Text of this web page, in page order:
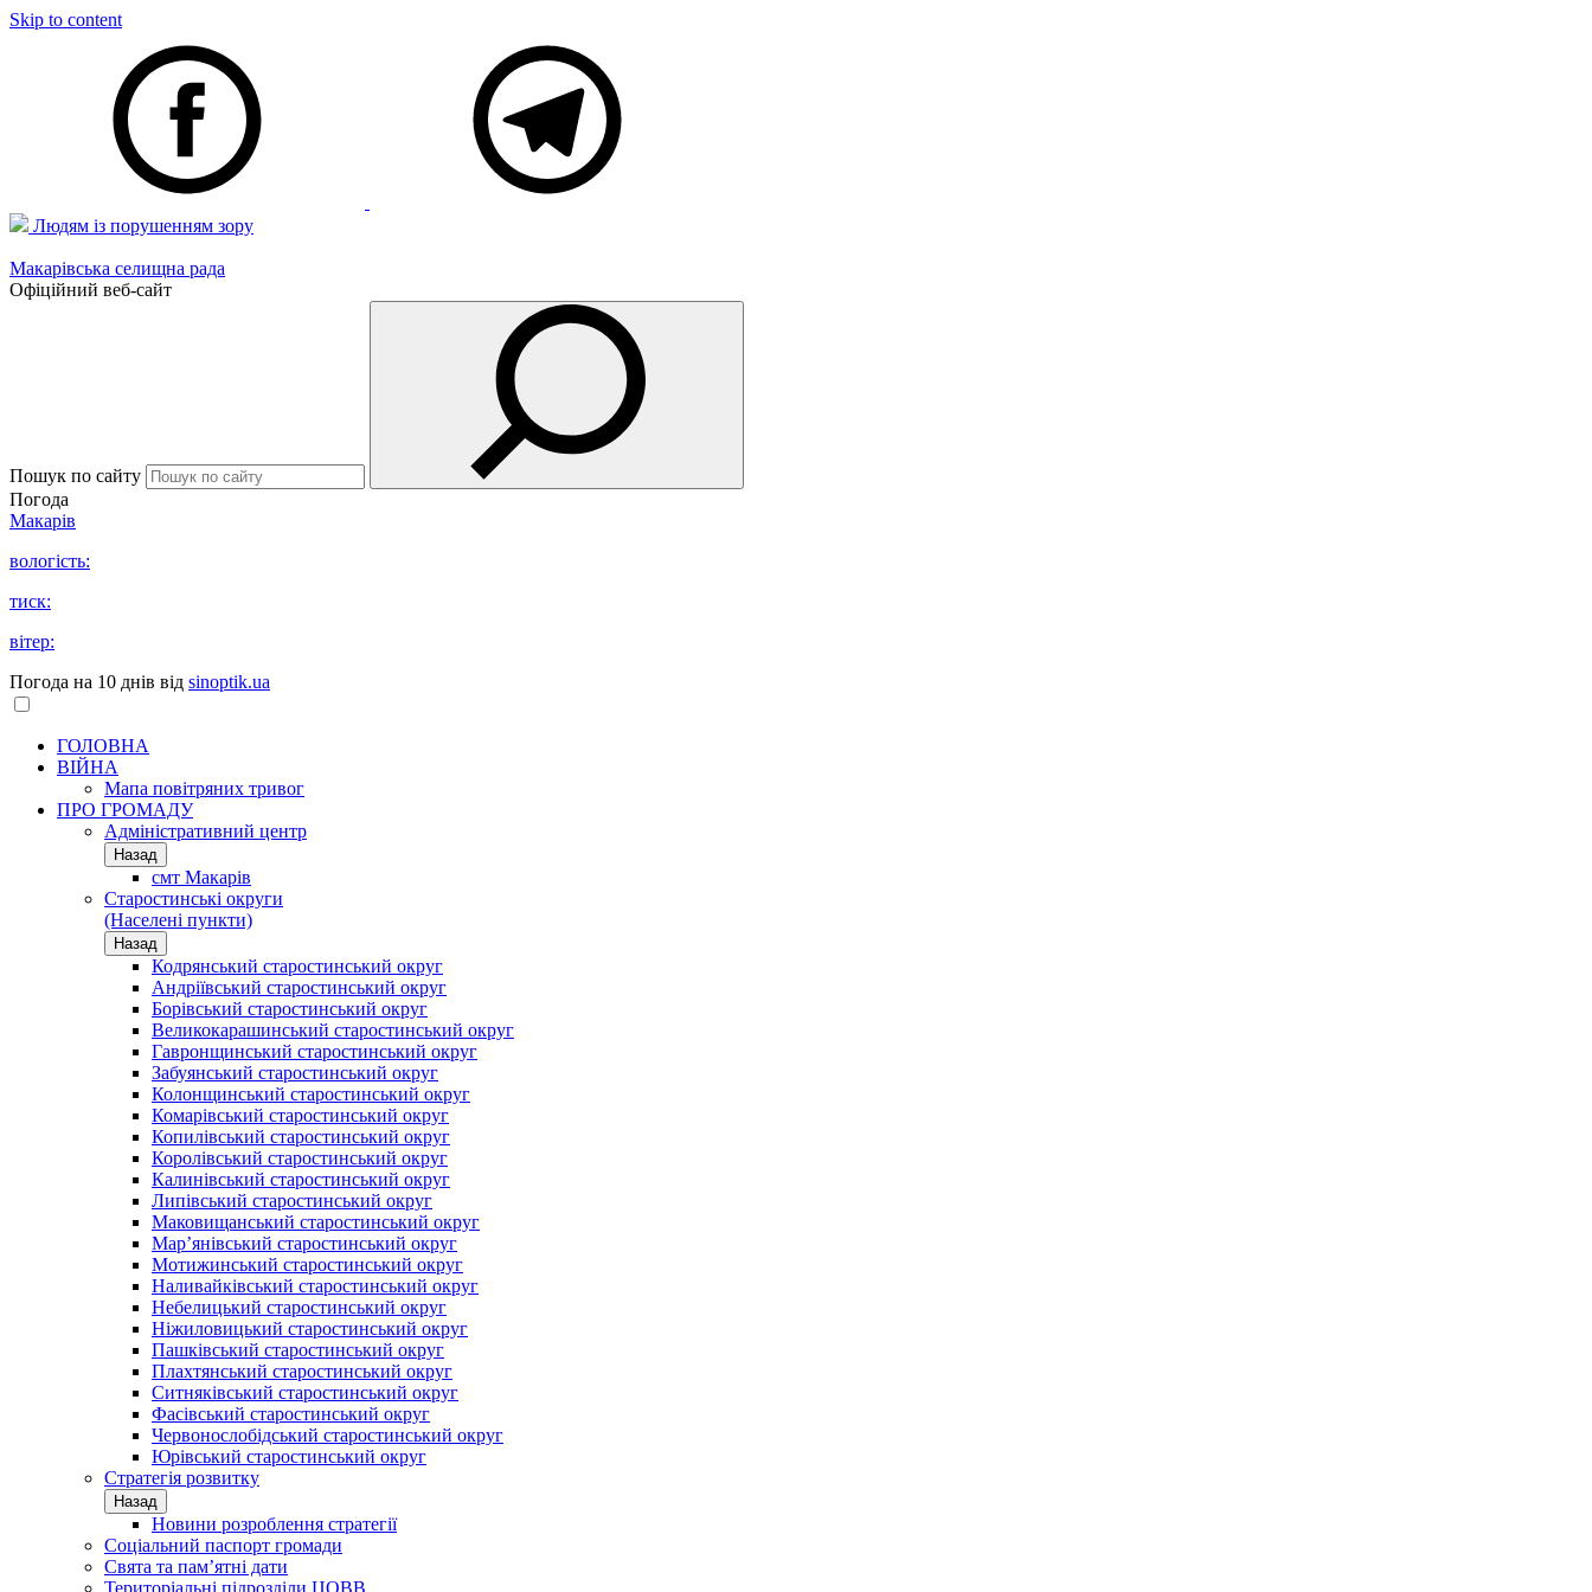
Skip to content
Людям із порушенням зору
Макарівська селищна рада
Офіційний веб-сайт
Пошук по сайту
Погода
Макарів
вологість:
тиск:
вітер:
Погода на 10 днів від sinoptik.ua
ГОЛОВНА
ВІЙНА
Мапа повітряних тривог
ПРО ГРОМАДУ
Aдміністративний центр
Назад
смт Макарів
Старостинські округи
(Населені пункти)
Назад
Кодрянський старостинський округ
Андріївський старостинський округ
Борівський старостинський округ
Великокарашинський старостинський округ
Гавронщинський старостинський округ
Забуянський старостинський округ
Колонщинський старостинський округ
Комарівський старостинський округ
Копилівський старостинський округ
Королівський старостинський округ
Калинівський старостинський округ
Липівський старостинський округ
Маковищанський старостинський округ
Мар’янівський старостинський округ
Мотижинський старостинський округ
Наливайківський старостинський округ
Небелицький старостинський округ
Ніжиловицький старостинський округ
Пашківський старостинський округ
Плахтянський старостинський округ
Ситняківський старостинський округ
Фасівський старостинський округ
Червонослобідський старостинський округ
Юрівський старостинський округ
Стратегія розвитку
Назад
Новини розроблення стратегії
Соціальний паспорт громади
Свята та пам’ятні дати
Територіальні підрозділи ЦОВВ